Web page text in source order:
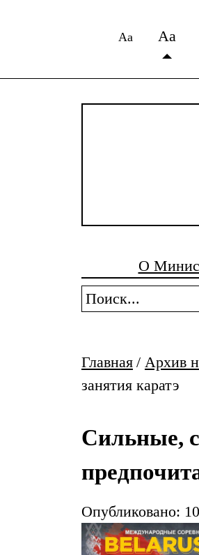
Аа Аа
О
Главная / Архив
занятия каратэ
Сильные,
Опубликовано: